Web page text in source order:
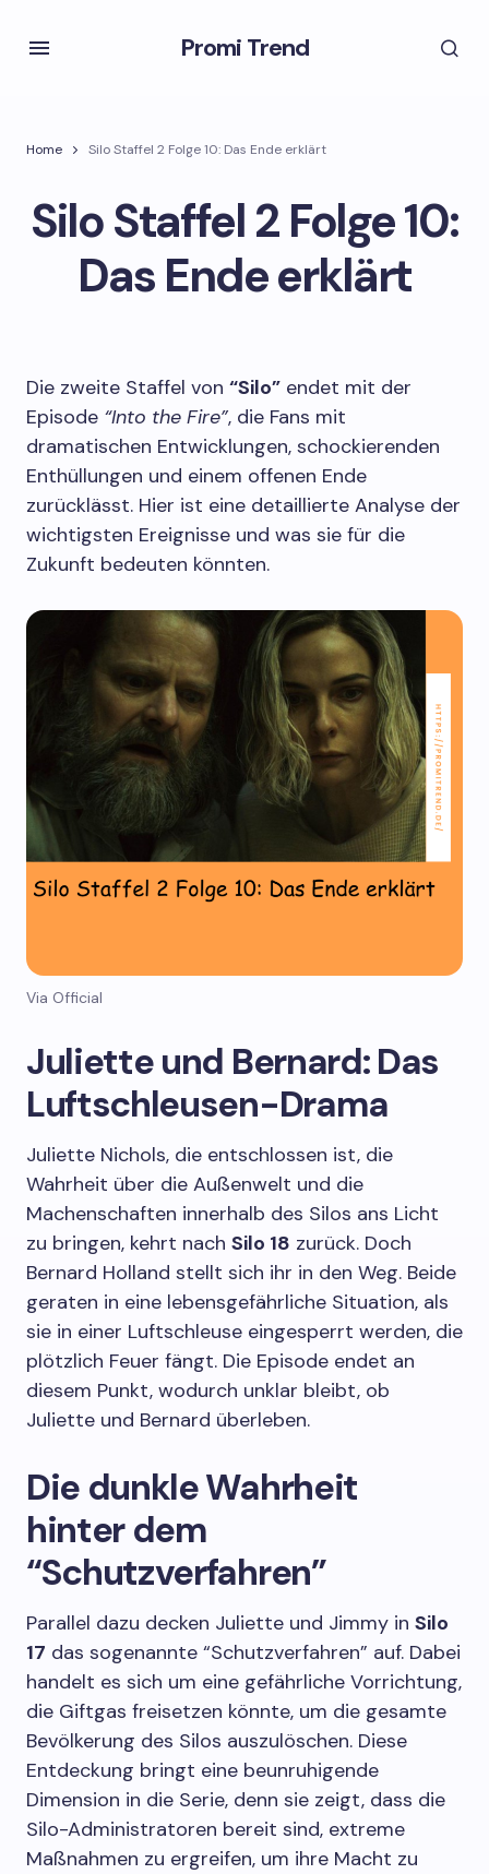
Promi Trend
Home Silo Staffel 2 Folge 10: Das Ende erklärt
Silo Staffel 2 Folge 10:
Das Ende erklärt
Die zweite Staffel von “Silo” endet mit der
Episode “Into the Fire”, die Fans mit
dramatischen Entwicklungen, schockierenden
Enthüllungen und einem offenen Ende
zurücklässt. Hier ist eine detaillierte Analyse der
wichtigsten Ereignisse und was sie für die
Zukunft bedeuten könnten.
Via Official
Juliette und Bernard: Das
Luftschleusen-Drama
Juliette Nichols, die entschlossen ist, die
Wahrheit über die Außenwelt und die
Machenschaften innerhalb des Silos ans Licht
zu bringen, kehrt nach Silo 18 zurück. Doch
Bernard Holland stellt sich ihr in den Weg. Beide
geraten in eine lebensgefährliche Situation, als
sie in einer Luftschleuse eingesperrt werden, die
plötzlich Feuer fängt. Die Episode endet an
diesem Punkt, wodurch unklar bleibt, ob
Juliette und Bernard überleben.
Die dunkle Wahrheit
hinter dem
“Schutzverfahren”
Parallel dazu decken Juliette und Jimmy in Silo
17 das sogenannte “Schutzverfahren” auf. Dabei
handelt es sich um eine gefährliche Vorrichtung,
die Giftgas freisetzen könnte, um die gesamte
Bevölkerung des Silos auszulöschen. Diese
Entdeckung bringt eine beunruhigende
Dimension in die Serie, denn sie zeigt, dass die
Silo-Administratoren bereit sind, extreme
Maßnahmen zu ergreifen, um ihre Macht zu